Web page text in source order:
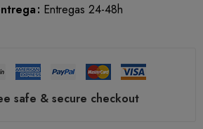
Entregas 24-48h
safe & secure checkout